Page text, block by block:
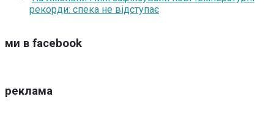
рекорди: спека не відступає
ми в facebook
реклама